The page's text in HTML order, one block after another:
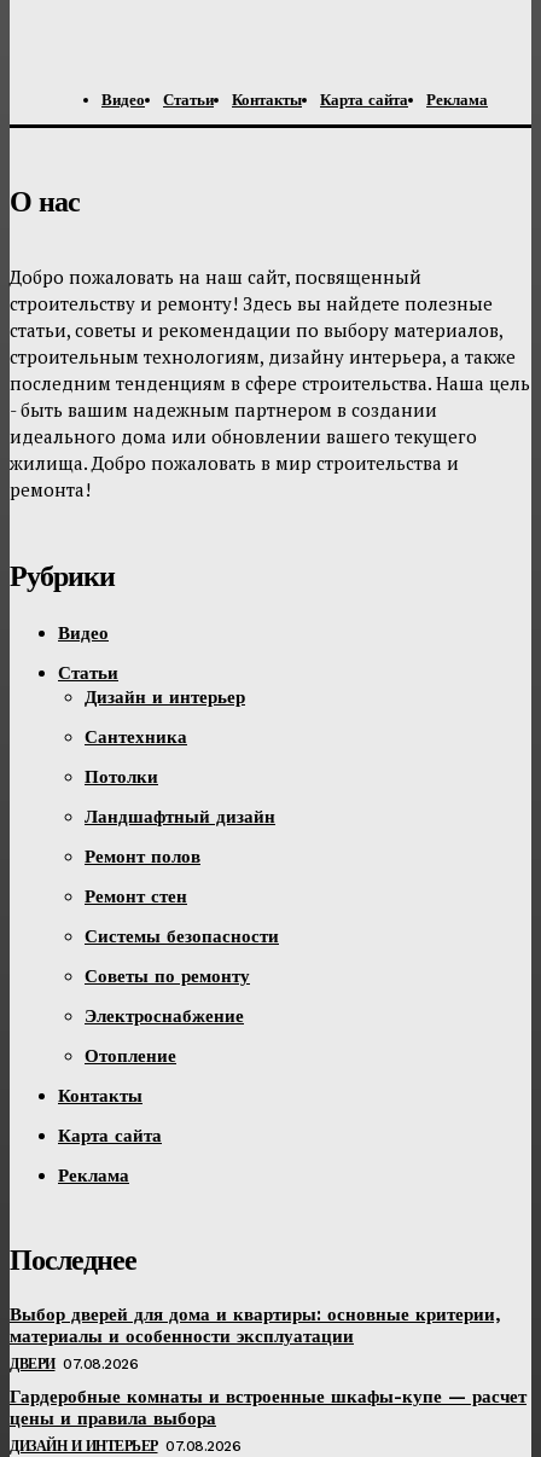
Видео Статьи Контакты Карта сайта Реклама
О нас
Добро пожаловать на наш сайт, посвященный
строительству и ремонту! Здесь вы найдете полезные
статьи, советы и рекомендации по выбору материалов,
строительным технологиям, дизайну интерьера, а также
последним тенденциям в сфере строительства. Наша цель
- быть вашим надежным партнером в создании
идеального дома или обновлении вашего текущего
жилища. Добро пожаловать в мир строительства и
ремонта!
Рубрики
Видео
Статьи
Дизайн и интерьер
Сантехника
Потолки
Ландшафтный дизайн
Ремонт полов
Ремонт стен
Системы безопасности
Советы по ремонту
Электроснабжение
Отопление
Контакты
Карта сайта
Реклама
Последнее
Выбор дверей для дома и квартиры: основные критерии,
материалы и особенности эксплуатации
ДВЕРИ 07.08.2026
Гардеробные комнаты и встроенные шкафы-купе — расчет
цены и правила выбора
ДИЗАЙН И ИНТЕРЬЕР 07.08.2026